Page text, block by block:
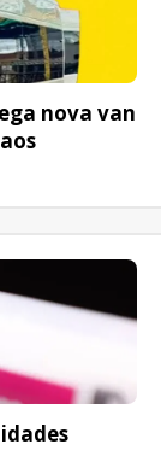
nova van